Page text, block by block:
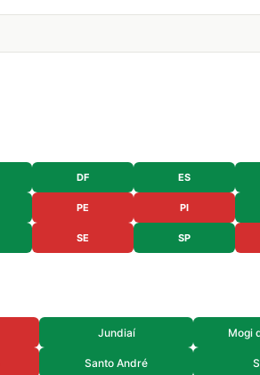
DF ES
PE PI
SE SP
Jundiaí Mogi
Santo André